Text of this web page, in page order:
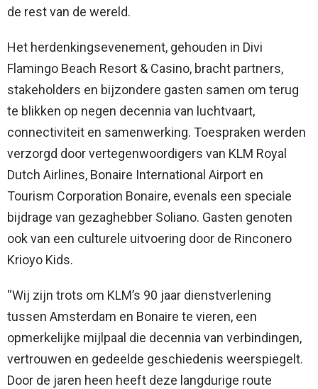
de rest van de wereld.
Het herdenkingsevenement, gehouden in Divi
Flamingo Beach Resort & Casino, bracht partners,
stakeholders en bijzondere gasten samen om terug
te blikken op negen decennia van luchtvaart,
connectiviteit en samenwerking. Toespraken werden
verzorgd door vertegenwoordigers van KLM Royal
Dutch Airlines, Bonaire International Airport en
Tourism Corporation Bonaire, evenals een speciale
bijdrage van gezaghebber Soliano. Gasten genoten
ook van een culturele uitvoering door de Rinconero
Krioyo Kids.
“Wij zijn trots om KLM’s 90 jaar dienstverlening
tussen Amsterdam en Bonaire te vieren, een
opmerkelijke mijlpaal die decennia van verbindingen,
vertrouwen en gedeelde geschiedenis weerspiegelt.
Door de jaren heen heeft deze langdurige route